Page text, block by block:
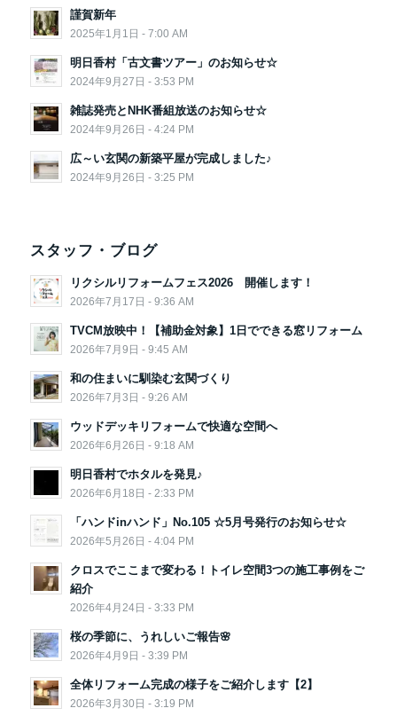
謹賀新年
2025年1月1日 - 7:00 AM
明日香村「古文書ツアー」のお知らせ☆
2024年9月27日 - 3:53 PM
雑誌発売とNHK番組放送のお知らせ☆
2024年9月26日 - 4:24 PM
広～い玄関の新築平屋が完成しました♪
2024年9月26日 - 3:25 PM
スタッフ・ブログ
リクシルリフォームフェス2026 開催します！
2026年7月17日 - 9:36 AM
TVCM放映中！【補助金対象】1日でできる窓リフォーム
2026年7月9日 - 9:45 AM
和の住まいに馴染む玄関づくり
2026年7月3日 - 9:26 AM
ウッドデッキリフォームで快適な空間へ
2026年6月26日 - 9:18 AM
明日香村でホタルを発見♪
2026年6月18日 - 2:33 PM
「ハンドinハンド」No.105 ☆5月号発行のお知らせ☆
2026年5月26日 - 4:04 PM
クロスでここまで変わる！トイレ空間3つの施工事例をご
紹介
2026年4月24日 - 3:33 PM
桜の季節に、うれしいご報告🌸
2026年4月9日 - 3:39 PM
全体リフォーム完成の様子をご紹介します【2】
2026年3月30日 - 3:19 PM